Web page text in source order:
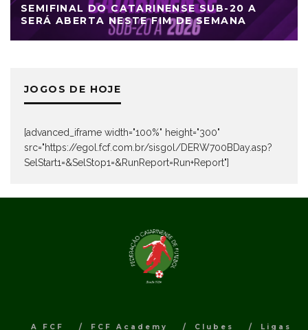
SEMIFINAL DO CATARINENSE SUB-20 A
SERÁ ABERTA NESTE FIM DE SEMANA
JOGOS DE HOJE
[advanced_iframe width="100%" height="300"
src="https://egol.fcf.com.br/sisgol/DERW700BDay.asp?
SelStart1=&SelStop1=&RunReport=Run+Report"]
A FCF FCF Academy Clubes Ligas